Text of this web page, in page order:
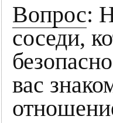
Вопрос:
соседи,
вас